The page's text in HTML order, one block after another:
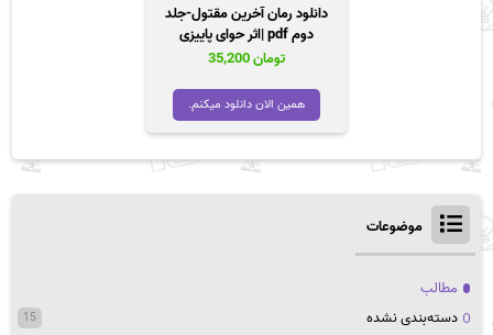
دانلود رمان آخرین مقتول-جلد
دوم pdf |اثر حوای پاییزی
تومان
همین الان دانلود میکنم.
موضوعات
مطالب
دسته‌بندی نشده
15